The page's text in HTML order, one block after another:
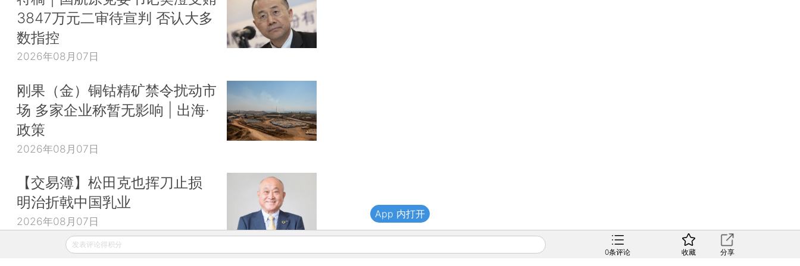
3847万元二审待宣判 否认大多
数指控
2026年08月07日
刚果（金）铜钴精矿禁令扰动市
场 多家企业称暂无影响 | 出海·
政策
2026年08月07日
【交易簿】松田克也挥刀止损
明治折戟中国乳业
2026年08月07日
发表评论得积分
0条评论 收藏 分享
App 内打开